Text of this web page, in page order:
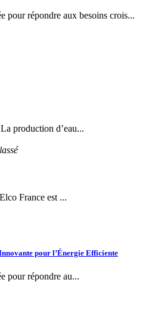
pour répondre aux besoins crois...
production d’eau...
France est ...
pour l’Énergie Efficiente
pour répondre au...